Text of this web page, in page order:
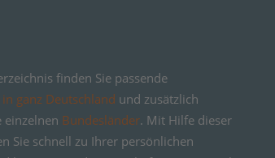
finden Sie passende
ganz Deutschland und zusätzlich
einzelnen Bundesländer. Mit Hilfe dieser
Sie schnell zu Ihrer persönlichen